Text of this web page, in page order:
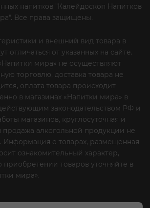
напитков "Калейдоскоп Напитков
Все права защищены.
и внешний вид товара в
отличаться от указанных на сайте.
мира» не осуществляют
торговлю, доставка товара не
оплата товара происходит
в магазинах «Напитки мира» в
законодательством РФ и
магазинов, круглосуточная и
продажа алкогольной продукции не
Информация о товарах, размещенная
ознакомительный характер,
приобретении товаров уточняйте в
мира».